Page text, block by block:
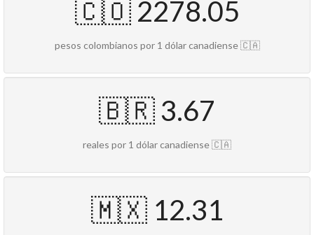
🇨🇴 2278.05
pesos colombianos por 1 dólar canadiense 🇨🇦
🇧🇷 3.67
reales por 1 dólar canadiense 🇨🇦
🇲🇽 12.31